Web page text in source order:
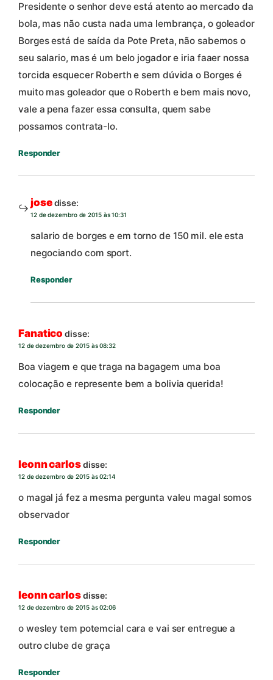
Presidente o senhor deve está atento ao mercado da
bola, mas não custa nada uma lembrança, o goleador
Borges está de saída da Pote Preta, não sabemos o
seu salario, mas é um belo jogador e iria faaer nossa
torcida esquecer Roberth e sem dúvida o Borges é
muito mas goleador que o Roberth e bem mais novo,
vale a pena fazer essa consulta, quem sabe
possamos contrata-lo.
Responder
josedisse:
12 de dezembro de 2015 às 10:31
salario de borges e em torno de 150 mil. ele esta
negociando com sport.
Responder
Fanatico disse:
12 de dezembro de 2015 às 08:32
Boa viagem e que traga na bagagem uma boa
colocação e represente bem a bolivia querida!
Responder
leonn carlosdisse:
12 de dezembro de 2015 às 02:14
o magal já fez a mesma pergunta valeu magal somos
observador
Responder
leonn carlosdisse:
12 de dezembro de 2015 às 02:06
o wesley tem potemcial cara e vai ser entregue a
outro clube de graça
Responder